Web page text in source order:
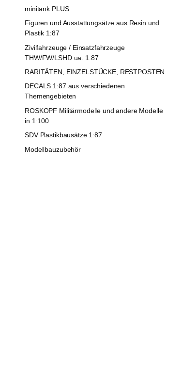
minitank PLUS
Figuren und Ausstattungsätze aus Resin und
Plastik 1:87
Zivilfahrzeuge / Einsatzfahrzeuge
THW/FW/LSHD ua. 1:87
RARITÄTEN, EINZELSTÜCKE, RESTPOSTEN
DECALS 1:87 aus verschiedenen
Themengebieten
ROSKOPF Militärmodelle und andere Modelle
in 1:100
SDV Plastikbausätze 1:87
Modellbauzubehör